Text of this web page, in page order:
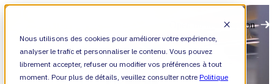
Nous utilisons des cookies pour améliorer votre expérience,
analyser le trafic et personnaliser le contenu. Vous pouvez
librement accepter, refuser ou modifier vos préférences à tout
moment. Pour plus de détails, veuillez consulter notrePolitique
Open main navigation